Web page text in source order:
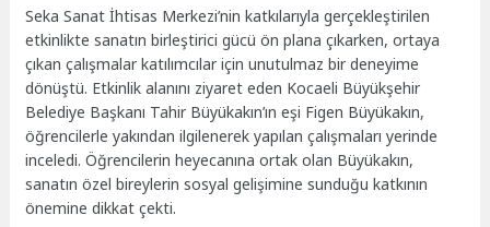
Seka Sanat İhtisas Merkezi’nin katkılarıyla gerçekleştirilen
etkinlikte sanatın birleştirici gücü ön plana çıkarken, ortaya
çıkan çalışmalar katılımcılar için unutulmaz bir deneyime
dönüştü. Etkinlik alanını ziyaret eden Kocaeli Büyükşehir
Belediye Başkanı Tahir Büyükakın’ın eşi Figen Büyükakın,
öğrencilerle yakından ilgilenerek yapılan çalışmaları yerinde
inceledi. Öğrencilerin heyecanına ortak olan Büyükakın,
sanatın özel bireylerin sosyal gelişimine sunduğu katkının
önemine dikkat çekti.